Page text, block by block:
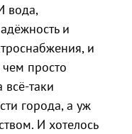
вода,
и
и
просто
таки
города, а уж
И хотелось